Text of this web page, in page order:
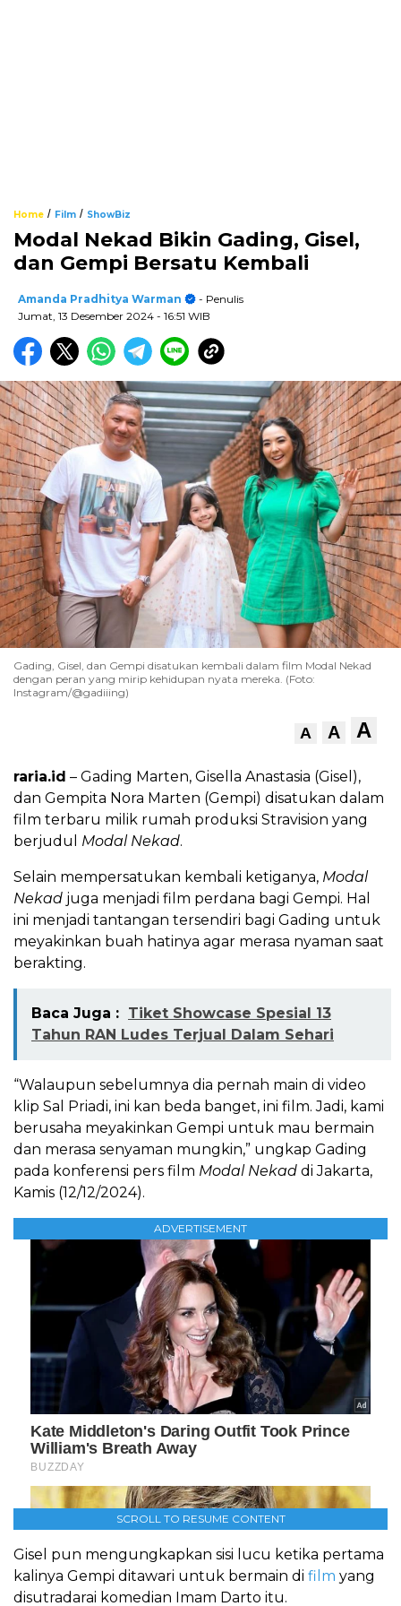
Home / Film / ShowBiz
Modal Nekad Bikin Gading, Gisel,
dan Gempi Bersatu Kembali
Amanda Pradhitya Warman
- Penulis
Jumat, 13 Desember 2024 - 16:51 WIB
Gading, Gisel, dan Gempi disatukan kembali dalam film Modal Nekad
dengan peran yang mirip kehidupan nyata mereka. (Foto:
Instagram/@gadiiing)
A A A
raria.id – Gading Marten, Gisella Anastasia (Gisel),
dan Gempita Nora Marten (Gempi) disatukan dalam
film terbaru milik rumah produksi Stravision yang
berjudul Modal Nekad.
Selain mempersatukan kembali ketiganya, Modal
Nekad juga menjadi film perdana bagi Gempi. Hal
ini menjadi tantangan tersendiri bagi Gading untuk
meyakinkan buah hatinya agar merasa nyaman saat
berakting.
Baca Juga : Tiket Showcase Spesial 13
Tahun RAN Ludes Terjual Dalam Sehari
“Walaupun sebelumnya dia pernah main di video
klip Sal Priadi, ini kan beda banget, ini film. Jadi, kami
berusaha meyakinkan Gempi untuk mau bermain
dan merasa senyaman mungkin,” ungkap Gading
pada konferensi pers film Modal Nekad di Jakarta,
Kamis (12/12/2024).
ADVERTISEMENT
SCROLL TO RESUME CONTENT
Gisel pun mengungkapkan sisi lucu ketika pertama
kalinya Gempi ditawari untuk bermain di film yang
disutradarai komedian Imam Darto itu.